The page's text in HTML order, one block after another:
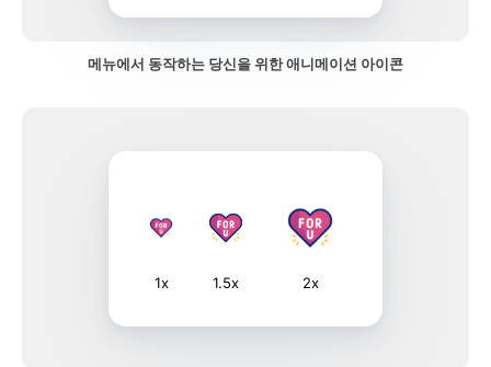
메뉴에서 동작하는 당신을 위한 애니메이션 아이콘
1x 1.5x 2x